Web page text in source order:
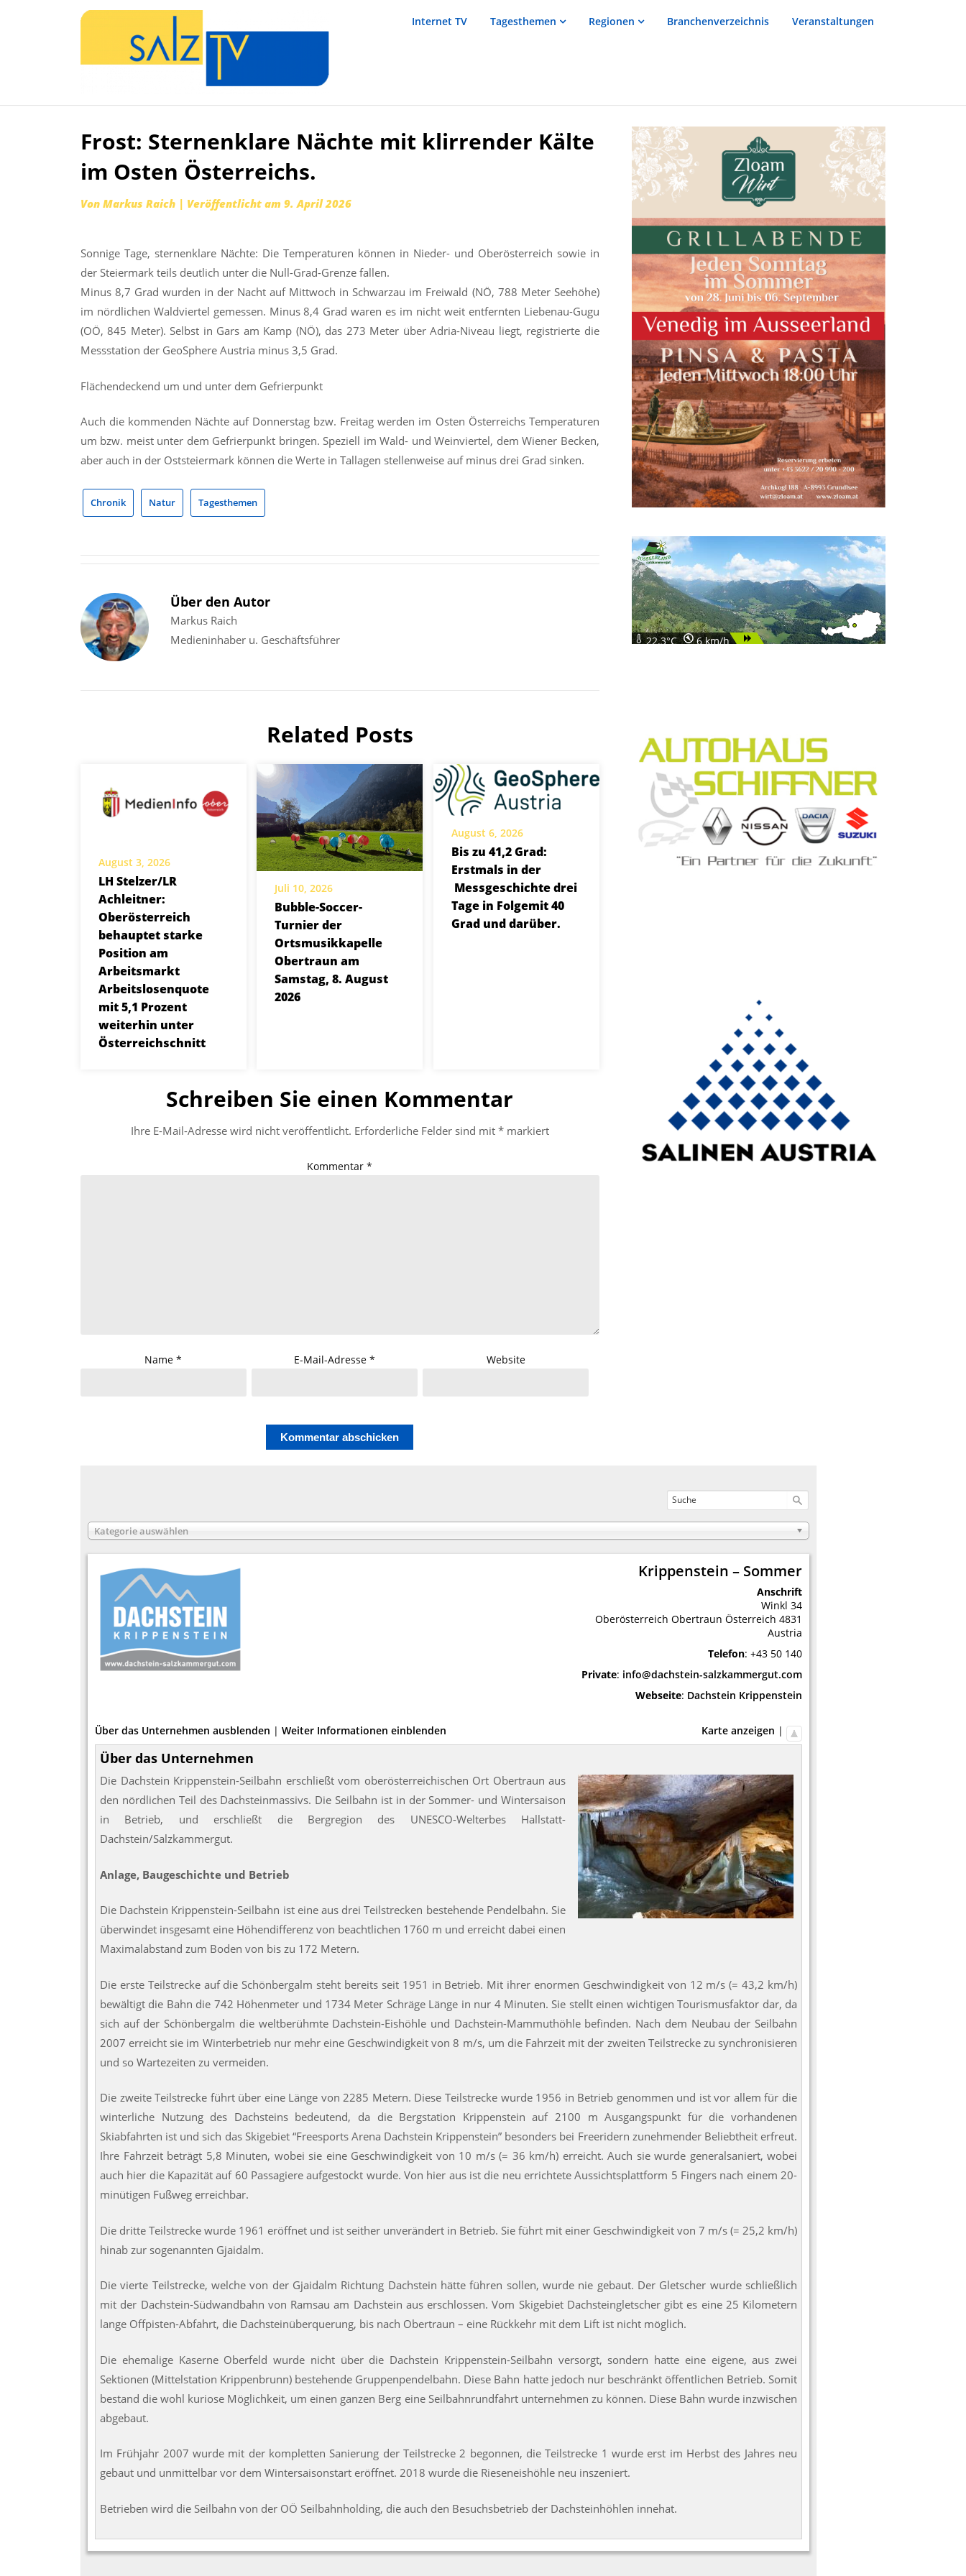
Internet TV Tagesthemen Regionen Branchenverzeichnis Veranstaltungen
Zum
springen
Frost: Sternenklare Nächte mit klirrender Kälte
im Osten Österreichs.
Von Markus Raich | Veröffentlicht am 9. April 2026
Sonnige Tage, sternenklare Nächte: Die Temperaturen können in Nieder- und Oberösterreich sowie in
der Steiermark teils deutlich unter die Null-Grad-Grenze fallen.
Minus 8,7 Grad wurden in der Nacht auf Mittwoch in Schwarzau im Freiwald (NÖ, 788 Meter Seehöhe)
im nördlichen Waldviertel gemessen. Minus 8,4 Grad waren es im nicht weit entfernten Liebenau-Gugu
(OÖ, 845 Meter). Selbst in Gars am Kamp (NÖ), das 273 Meter über Adria-Niveau liegt, registrierte die
Messstation der GeoSphere Austria minus 3,5 Grad.
Flächendeckend um und unter dem Gefrierpunkt
Auch die kommenden Nächte auf Donnerstag bzw. Freitag werden im Osten Österreichs Temperaturen
um bzw. meist unter dem Gefrierpunkt bringen. Speziell im Wald- und Weinviertel, dem Wiener Becken,
aber auch in der Oststeiermark können die Werte in Tallagen stellenweise auf minus drei Grad sinken.
Chronik Natur Tagesthemen
Über den Autor
Markus Raich
Medieninhaber u. Geschäftsführer
Related Posts
August 3, 2026
LH Stelzer/LR
Achleitner:
Oberösterreich
behauptet starke
Position am
Arbeitsmarkt
Arbeitslosenquote
mit 5,1 Prozent
weiterhin unter
Österreichschnitt
Juli 10, 2026
Bubble-Soccer-
Turnier der
Ortsmusikkapelle
Obertraun am
Samstag, 8. August
2026
August 6, 2026
Bis zu 41,2 Grad:
Erstmals in der
Messgeschichte drei
Tage in Folgemit 40
Grad und darüber.
Schreiben Sie einen Kommentar
Ihre E-Mail-Adresse wird nicht veröffentlicht. Erforderliche Felder sind mit *markiert
Kommentar*
Name* E-Mail-Adresse* Website
22.3°C 6 km/h
Kategorie auswählen
Krippenstein – Sommer
Anschrift
Winkl 34
Oberösterreich Obertraun Österreich 4831
Austria
Telefon: +43 50 140
Private: info@dachstein-salzkammergut.com
Webseite: Dachstein Krippenstein
Über das Unternehmen ausblenden | Weiter Informationen einblenden Karte anzeigen |
Über das Unternehmen
Die Dachstein Krippenstein-Seilbahn erschließt vom oberösterreichischen Ort Obertraun aus
den nördlichen Teil des Dachsteinmassivs. Die Seilbahn ist in der Sommer- und Wintersaison
in Betrieb, und erschließt die Bergregion des UNESCO-Welterbes Hallstatt-
Dachstein/Salzkammergut.
Anlage, Baugeschichte und Betrieb
Die Dachstein Krippenstein-Seilbahn ist eine aus drei Teilstrecken bestehende Pendelbahn. Sie
überwindet insgesamt eine Höhendifferenz von beachtlichen 1760 m und erreicht dabei einen
Maximalabstand zum Boden von bis zu 172 Metern.
Die erste Teilstrecke auf die Schönbergalm steht bereits seit 1951 in Betrieb. Mit ihrer enormen Geschwindigkeit von 12 m/s (= 43,2 km/h)
bewältigt die Bahn die 742 Höhenmeter und 1734 Meter Schräge Länge in nur 4 Minuten. Sie stellt einen wichtigen Tourismusfaktor dar, da
sich auf der Schönbergalm die weltberühmte Dachstein-Eishöhle und Dachstein-Mammuthöhle befinden. Nach dem Neubau der Seilbahn
2007 erreicht sie im Winterbetrieb nur mehr eine Geschwindigkeit von 8 m/s, um die Fahrzeit mit der zweiten Teilstrecke zu synchronisieren
und so Wartezeiten zu vermeiden.
Die zweite Teilstrecke führt über eine Länge von 2285 Metern. Diese Teilstrecke wurde 1956 in Betrieb genommen und ist vor allem für die
winterliche Nutzung des Dachsteins bedeutend, da die Bergstation Krippenstein auf 2100 m Ausgangspunkt für die vorhandenen
Skiabfahrten ist und sich das Skigebiet “Freesports Arena Dachstein Krippenstein” besonders bei Freeridern zunehmender Beliebtheit erfreut.
Ihre Fahrzeit beträgt 5,8 Minuten, wobei sie eine Geschwindigkeit von 10 m/s (= 36 km/h) erreicht. Auch sie wurde generalsaniert, wobei
auch hier die Kapazität auf 60 Passagiere aufgestockt wurde. Von hier aus ist die neu errichtete Aussichtsplattform 5 Fingers nach einem 20-
minütigen Fußweg erreichbar.
Die dritte Teilstrecke wurde 1961 eröffnet und ist seither unverändert in Betrieb. Sie führt mit einer Geschwindigkeit von 7 m/s (= 25,2 km/h)
hinab zur sogenannten Gjaidalm.
Die vierte Teilstrecke, welche von der Gjaidalm Richtung Dachstein hätte führen sollen, wurde nie gebaut. Der Gletscher wurde schließlich
mit der Dachstein-Südwandbahn von Ramsau am Dachstein aus erschlossen. Vom Skigebiet Dachsteingletscher gibt es eine 25 Kilometern
lange Offpisten-Abfahrt, die Dachsteinüberquerung, bis nach Obertraun – eine Rückkehr mit dem Lift ist nicht möglich.
Die ehemalige Kaserne Oberfeld wurde nicht über die Dachstein Krippenstein-Seilbahn versorgt, sondern hatte eine eigene, aus zwei
Sektionen (Mittelstation Krippenbrunn) bestehende Gruppenpendelbahn. Diese Bahn hatte jedoch nur beschränkt öffentlichen Betrieb. Somit
bestand die wohl kuriose Möglichkeit, um einen ganzen Berg eine Seilbahnrundfahrt unternehmen zu können. Diese Bahn wurde inzwischen
abgebaut.
Im Frühjahr 2007 wurde mit der kompletten Sanierung der Teilstrecke 2 begonnen, die Teilstrecke 1 wurde erst im Herbst des Jahres neu
gebaut und unmittelbar vor dem Wintersaisonstart eröffnet. 2018 wurde die Rieseneishöhle neu inszeniert.
Betrieben wird die Seilbahn von der OÖ Seilbahnholding, die auch den Besuchsbetrieb der Dachsteinhöhlen innehat.